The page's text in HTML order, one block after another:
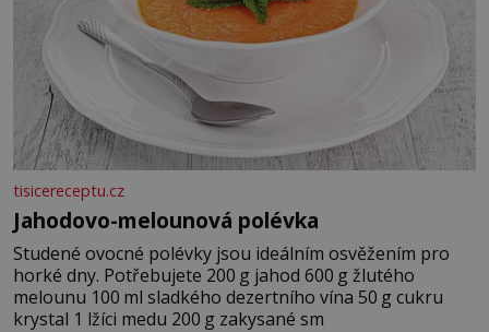
tisicereceptu.cz
Jahodovo-melounová polévka
Studené ovocné polévky jsou ideálním osvěžením pro
horké dny. Potřebujete 200 g jahod 600 g žlutého
melounu 100 ml sladkého dezertního vína 50 g cukru
krystal 1 lžíci medu 200 g zakysané sm